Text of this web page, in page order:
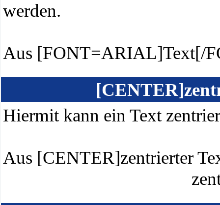
werden.
Aus [FONT=ARIAL]Text[/
Hiermit kann ein Text
Aus [CENTER]zentrierter